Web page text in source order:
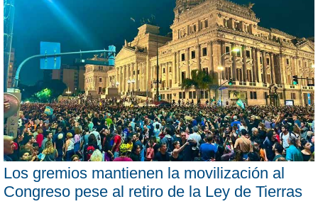
Los gremios mantienen la movilización al
Congreso pese al retiro de la Ley de Tierras